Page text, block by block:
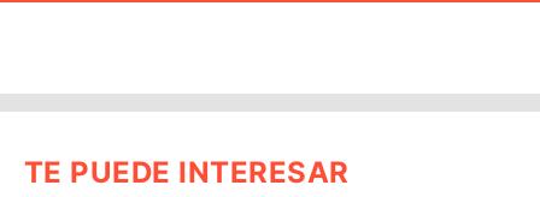
TE PUEDE INTERESAR